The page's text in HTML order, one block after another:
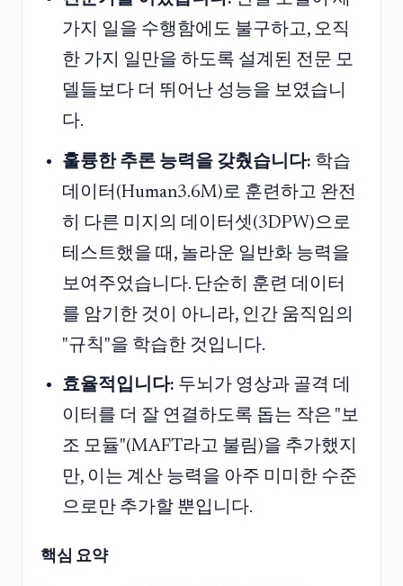
가지 일을 수행함에도 불구하고, 오직
한 가지 일만을 하도록 설계된 전문 모
델들보다 더 뛰어난 성능을 보였습니
다.
훌륭한 추론 능력을 갖췄습니다: 학습
데이터(Human3.6M)로 훈련하고 완전
히 다른 미지의 데이터셋(3DPW)으로
테스트했을 때, 놀라운 일반화 능력을
보여주었습니다. 단순히 훈련 데이터
를 암기한 것이 아니라, 인간 움직임의
"규칙"을 학습한 것입니다.
효율적입니다: 두뇌가 영상과 골격 데
이터를 더 잘 연결하도록 돕는 작은 "보
조 모듈"(MAFT라고 불림)을 추가했지
만, 이는 계산 능력을 아주 미미한 수준
으로만 추가할 뿐입니다.
핵심 요약